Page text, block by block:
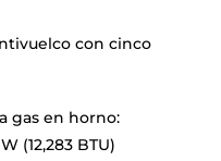
con cinco
gas en horno:
(12,283 BTU)